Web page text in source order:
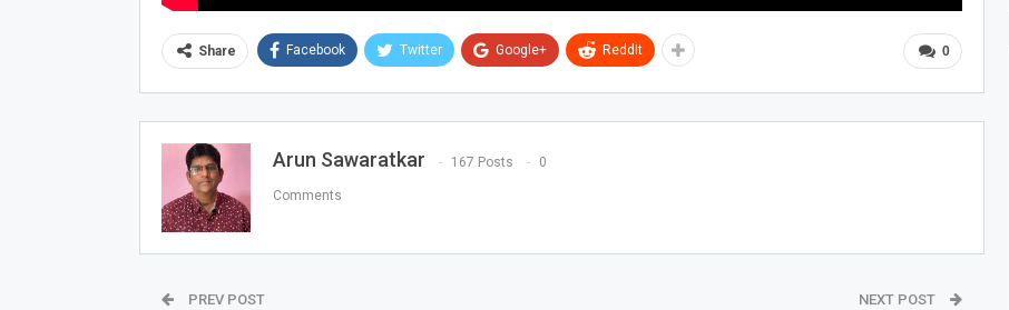
0
Share Facebook Twitter Google+ ReddIt
Arun Sawaratkar 167 Posts 0
Comments
PREV POST NEXT POST